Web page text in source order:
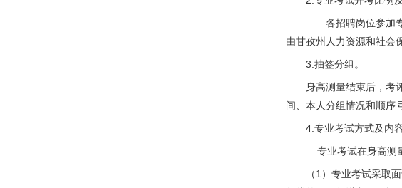
各招聘岗位参加专
由甘孜州人力资源和社会
3.抽签分组。
身高测量结束后，考
间、本人分组情况和顺序
4.专业考试方式及内容
专业考试在身高测
（1）专业考试采取